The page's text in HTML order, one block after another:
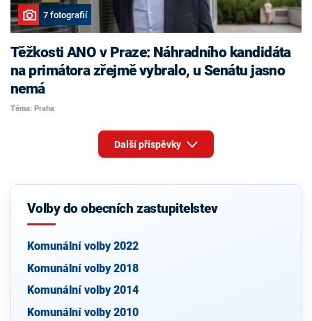
7 fotografií
Těžkosti ANO v Praze: Náhradního kandidáta
na primátora zřejmě vybralo, u Senátu jasno
nemá
Téma: Praha
Další příspěvky
Volby do obecních zastupitelstev
Komunální volby 2022
Komunální volby 2018
Komunální volby 2014
Komunální volby 2010